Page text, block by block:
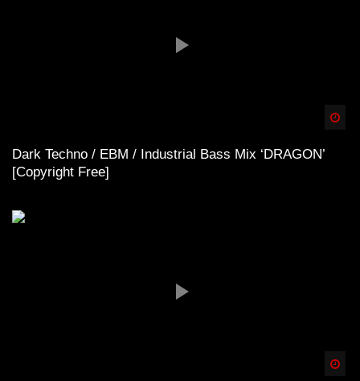
Dark Techno / EBM / Industrial Bass Mix ‘DRAGON’
[Copyright Free]